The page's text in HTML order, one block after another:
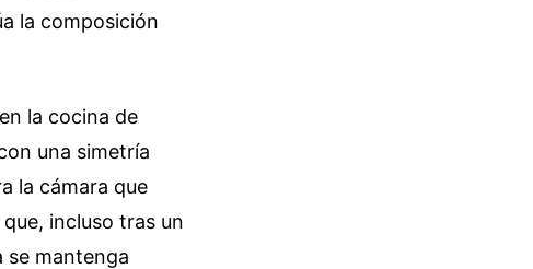
la composición
la cocina de
una simetría
la cámara que
incluso tras un
se mantenga